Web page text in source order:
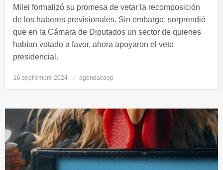
Milei formalizó su promesa de vetar la recomposición
de los haberes previsionales. Sin embargo, sorprendió
que en la Cámara de Diputados un sector de quienes
habían votado a favor, ahora apoyaron el veto
presidencial.
Publicado
16 septiembre 2024 agendacoop